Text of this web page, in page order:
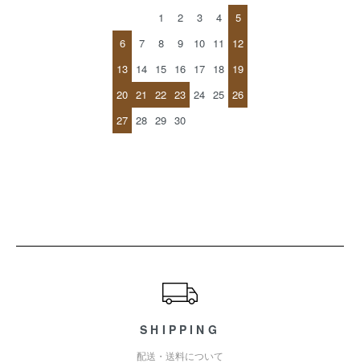
1
2 3 4
5
6
7 8 9 10 11
12
13 14 15 16 17 18 19
20 21 22 23 24 25 26
27 28 29 30
SHIPPING
配送・送料について